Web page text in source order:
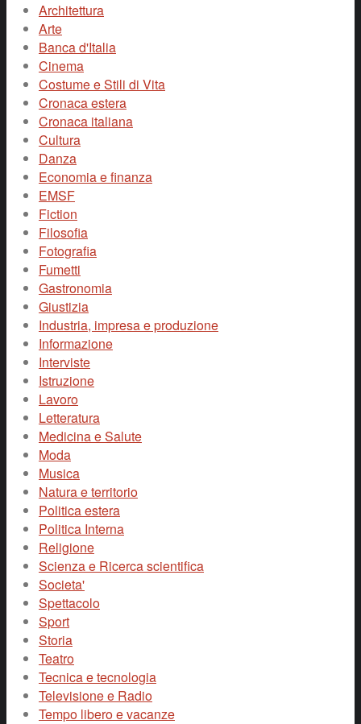
Architettura
Arte
Banca d'Italia
Cinema
Costume e Stili di Vita
Cronaca estera
Cronaca italiana
Cultura
Danza
Economia e finanza
EMSF
Fiction
Filosofia
Fotografia
Fumetti
Gastronomia
Giustizia
Industria, impresa e produzione
Informazione
Interviste
Istruzione
Lavoro
Letteratura
Medicina e Salute
Moda
Musica
Natura e territorio
Politica estera
Politica Interna
Religione
Scienza e Ricerca scientifica
Societa'
Spettacolo
Sport
Storia
Teatro
Tecnica e tecnologia
Televisione e Radio
Tempo libero e vacanze